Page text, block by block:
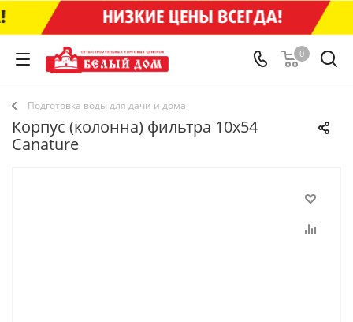
0
Подготовка воды для дачи и дома
Корпус (колонна) фильтра 10х54
Canature